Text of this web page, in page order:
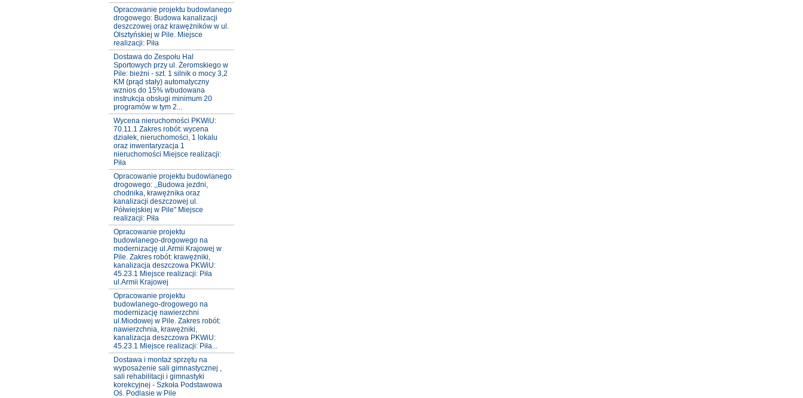
Opracowanie projektu budowlanego
drogowego: Budowa kanalizacji
deszczowej oraz krawężników w ul.
Olsztyńskiej w Pile. Miejsce
realizacji: Piła
Dostawa do Zespołu Hal
Sportowych przy ul. Żeromskiego w
Pile: bieżni - szt. 1 silnik o mocy 3,2
KM (prąd stały) automatyczny
wznios do 15% wbudowana
instrukcja obsługi minimum 20
programów w tym 2...
Wycena nieruchomości PKWiU:
70.11.1 Zakres robót: wycena
działek, nieruchomości, 1 lokalu
oraz inwentaryzacja 1
nieruchomości Miejsce realizacji:
Piła
Opracowanie projektu budowlanego
drogowego: ,,Budowa jezdni,
chodnika, krawężnika oraz
kanalizacji deszczowej ul.
Półwiejskiej w Pile" Miejsce
realizacji: Piła
Opracowanie projektu
budowlanego-drogowego na
modernizację ul.Armii Krajowej w
Pile. Zakres robót: krawężniki,
kanalizacja deszczowa PKWiU:
45.23.1 Miejsce realizacji: Piła
ul.Armii Krajowej
Opracowanie projektu
budowlanego-drogowego na
modernizację nawierzchni
ul.Miodowej w Pile. Zakres robót:
nawierzchnia, krawężniki,
kanalizacja deszczowa PKWiU:
45.23.1 Miejsce realizacji: Piła...
Dostawa i montaż sprzętu na
wyposażenie sali gimnastycznej ,
sali rehabilitacji i gimnastyki
korekcyjnej - Szkoła Podstawowa
Oś. Podlasie w Pile